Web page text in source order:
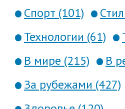
Спорт (101)
Технологии (61)
В мире (215)
В
За рубежами (427)